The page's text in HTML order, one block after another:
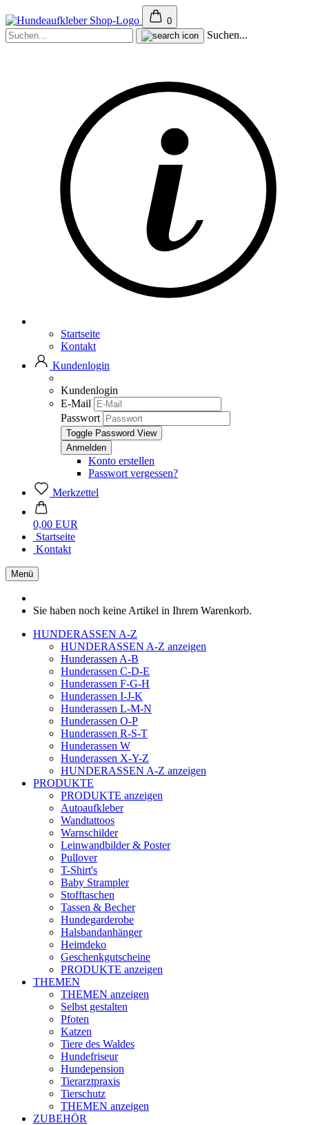
0
Suchen...
Startseite
Kontakt
Kundenlogin
Kundenlogin
E-Mail
Passwort
Toggle Password View
Konto erstellen
Passwort vergessen?
Merkzettel
0,00 EUR
Startseite
Kontakt
Menü
Sie haben noch keine Artikel in Ihrem Warenkorb.
HUNDERASSEN A-Z
HUNDERASSEN A-Z anzeigen
Hunderassen A-B
Hunderassen C-D-E
Hunderassen F-G-H
Hunderassen I-J-K
Hunderassen L-M-N
Hunderassen O-P
Hunderassen R-S-T
Hunderassen W
Hunderassen X-Y-Z
HUNDERASSEN A-Z anzeigen
PRODUKTE
PRODUKTE anzeigen
Autoaufkleber
Wandtattoos
Warnschilder
Leinwandbilder & Poster
Pullover
T-Shirt's
Baby Strampler
Stofftaschen
Tassen & Becher
Hundegarderobe
Halsbandanhänger
Heimdeko
Geschenkgutscheine
PRODUKTE anzeigen
THEMEN
THEMEN anzeigen
Selbst gestalten
Pfoten
Katzen
Tiere des Waldes
Hundefriseur
Hundepension
Tierarztpraxis
Tierschutz
THEMEN anzeigen
ZUBEHÖR